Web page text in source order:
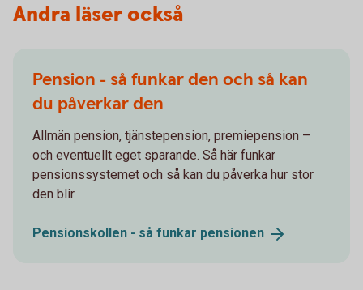
Andra läser också
Pension - så funkar den och så kan
du påverkar den
Allmän pension, tjänstepension, premiepension –
och eventuellt eget sparande. Så här funkar
pensionssystemet och så kan du påverka hur stor
den blir.
Pensionskollen - så funkar pensionen